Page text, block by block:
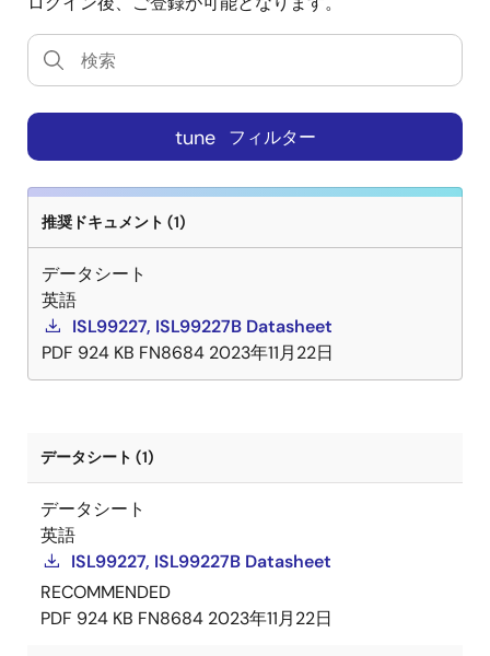
tune フィルター
推奨ドキュメント (1)
データシート
英語
ISL99227, ISL99227B Datasheet
PDF 924 KB FN8684 2023年11月22日
データシート (1)
データシート
英語
ISL99227, ISL99227B Datasheet
RECOMMENDED
PDF 924 KB FN8684 2023年11月22日